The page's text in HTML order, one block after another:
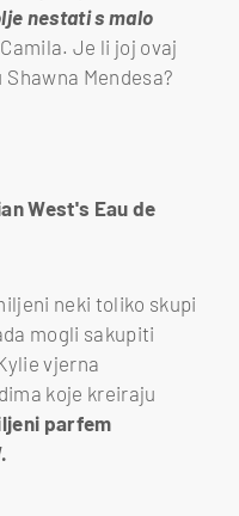
nestati s malo
Je li joj ovaj
Mendesa?
West's Eau de
neki toliko skupi
mogli sakupiti
vjerna
koje kreiraju
parfem